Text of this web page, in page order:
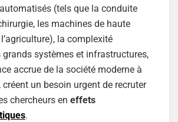
(tels que la conduite
les machines de haute
la complexité
grands systèmes et infrastructures,
accrue de la société moderne à
un besoin urgent de recruter
chercheurs en effets
.